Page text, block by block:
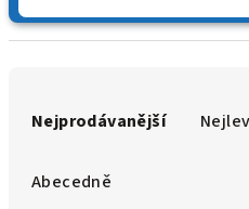
Nejprodávanější
Abecedně